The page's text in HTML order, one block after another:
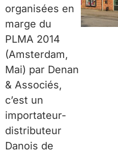
organisées en
marge du
PLMA 2014
(Amsterdam,
Mai) par Denan
& Associés,
c’est un
importateur-
distributeur
Danois de